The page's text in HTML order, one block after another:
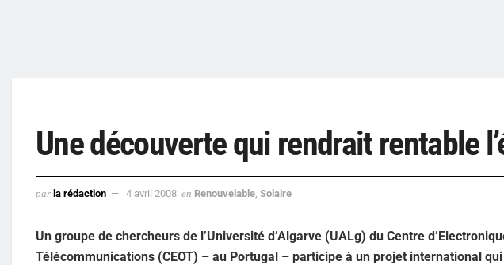
Une découverte qui rendrait rentable
par la rédaction 4 avril 2008 en Renouvelable Solaire
Un groupe de chercheurs de l’Université d’Algarve (UALg) du Centre
Télécommunications (CEOT) – au Portugal – participe à un projet international